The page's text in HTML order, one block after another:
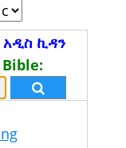
አዲስ ኪዳን